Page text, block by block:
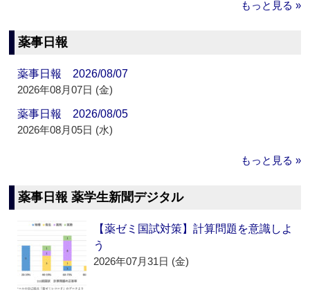
もっと見る »
薬事日報
薬事日報 2026/08/07
2026年08月07日 (金)
薬事日報 2026/08/05
2026年08月05日 (水)
もっと見る »
薬事日報 薬学生新聞デジタル
【薬ゼミ国試対策】計算問題を意識しよ
う
2026年07月31日 (金)